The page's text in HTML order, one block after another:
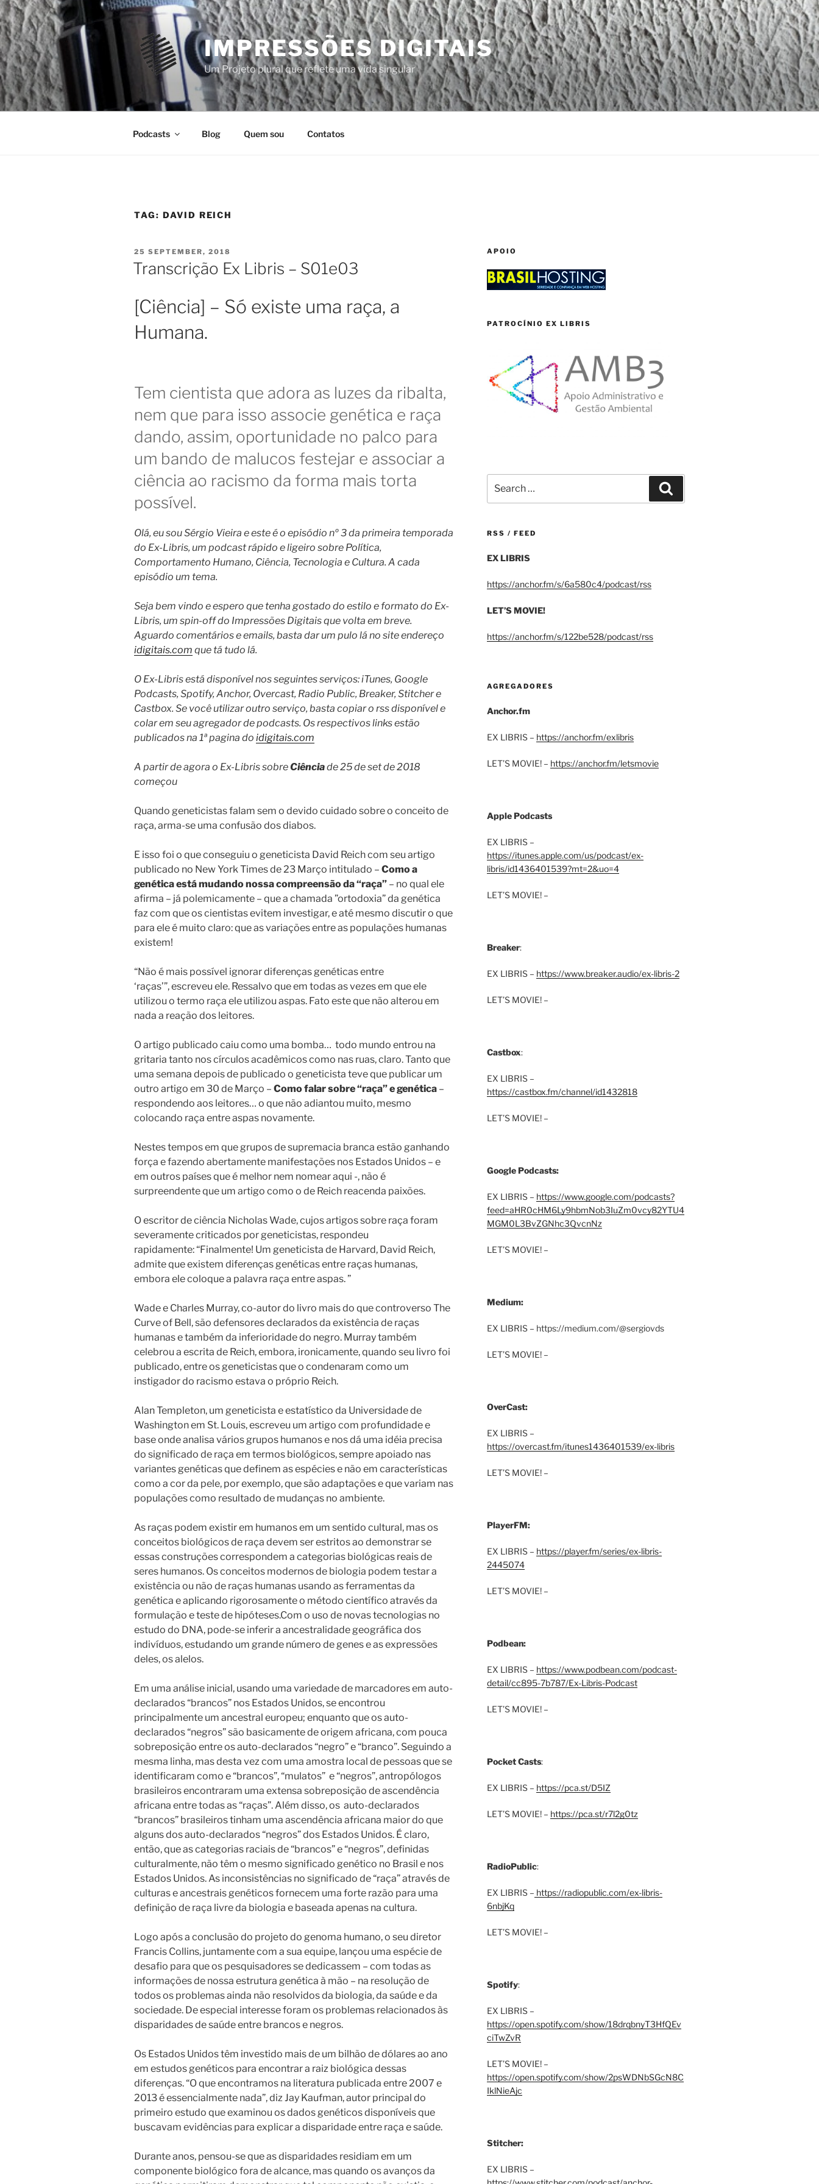
Skip
to
content
IMPRESSÕES DIGITAIS
Um Projeto plural que reflete uma vida singular
Podcasts Blog Quem sou Contatos
TAG: DAVID REICH
POSTED
ON
25 SEPTEMBER, 2018
Transcrição Ex Libris – S01e03
[Ciência] – Só existe uma raça, a
Humana.
Tem cientista que adora as luzes da ribalta,
nem que para isso associe genética e raça
dando, assim, oportunidade no palco para
um bando de malucos festejar e associar a
ciência ao racismo da forma mais torta
possível.
Olá, eu sou Sérgio Vieira e este é o episódio nº 3 da primeira temporada
do Ex-Libris, um podcast rápido e ligeiro sobre Política,
Comportamento Humano, Ciência, Tecnologia e Cultura. A cada
episódio um tema.
Seja bem vindo e espero que tenha gostado do estilo e formato do Ex-
Libris, um spin-off do Impressões Digitais que volta em breve.
Aguardo comentários e emails, basta dar um pulo lá no site endereço
idigitais.com que tá tudo lá.
O Ex-Libris está disponível nos seguintes serviços: iTunes, Google
Podcasts, Spotify, Anchor, Overcast, Radio Public, Breaker, Stitcher e
Castbox. Se você utilizar outro serviço, basta copiar o rss disponível e
colar em seu agregador de podcasts. Os respectivos links estão
publicados na 1ª pagina do idigitais.com
A partir de agora o Ex-Libris sobreCiênciade 25 de set de 2018
começou
Quando geneticistas falam sem o devido cuidado sobre o conceito de
raça, arma-se uma confusão dos diabos.
E isso foi o que conseguiu o geneticista David Reich com seu artigo
publicado no New York Times de 23 Março intitulado – Como a
genética está mudando nossa compreensão da “raça” – no qual ele
afirma – já polemicamente – que a chamada ”ortodoxia” da genética
faz com que os cientistas evitem investigar, e até mesmo discutir o que
para ele é muito claro: que as variações entre as populações humanas
existem!
“Não é mais possível ignorar diferenças genéticas entre
‘raças’”, escreveu ele. Ressalvo que em todas as vezes em que ele
utilizou o termo raça ele utilizou aspas. Fato este que não alterou em
nada a reação dos leitores.
O artigo publicado caiu como uma bomba… todo mundo entrou na
gritaria tanto nos círculos acadêmicos como nas ruas, claro. Tanto que
uma semana depois de publicado o geneticista teve que publicar um
outro artigo em 30 de Março – Como falar sobre “raça” e genética –
respondendo aos leitores… o que não adiantou muito, mesmo
colocando raça entre aspas novamente.
Nestes tempos em que grupos de supremacia branca estão ganhando
força e fazendo abertamente manifestações nos Estados Unidos – e
em outros países que é melhor nem nomear aqui -, não é
surpreendente que um artigo como o de Reich reacenda paixões.
O escritor de ciência Nicholas Wade, cujos artigos sobre raça foram
severamente criticados por geneticistas, respondeu
rapidamente:“Finalmente! Um geneticista de Harvard, David Reich,
admite que existem diferenças genéticas entre raças humanas,
embora ele coloque a palavra raça entre aspas. ”
Wade e Charles Murray, co-autor do livro mais do que controverso The
Curve of Bell, são defensores declarados da existência de raças
humanas e também da inferioridade do negro. Murray também
celebrou a escrita de Reich, embora, ironicamente, quando seu livro foi
publicado, entre os geneticistas que o condenaram como um
instigador do racismo estava o próprio Reich.
Alan Templeton, um geneticista e estatístico da Universidade de
Washington em St. Louis, escreveu um artigo com profundidade e
base onde analisa vários grupos humanos e nos dá uma idéia precisa
do significado de raça em termos biológicos, sempre apoiado nas
variantes genéticas que definem as espécies e não em características
como a cor da pele, por exemplo, que são adaptações e que variam nas
populações como resultado de mudanças no ambiente.
As raças podem existir em humanos em um sentido cultural, mas os
conceitos biológicos de raça devem ser estritos ao demonstrar se
essas construções correspondem a categorias biológicas reais de
seres humanos. Os conceitos modernos de biologia podem testar a
existência ou não de raças humanas usando as ferramentas da
genética e aplicando rigorosamente o método científico através da
formulação e teste de hipóteses.Com o uso de novas tecnologias no
estudo do DNA, pode-se inferir a ancestralidade geográfica dos
indivíduos, estudando um grande número de genes e as expressões
deles, os alelos.
Em uma análise inicial, usando uma variedade de marcadores em auto-
declarados “brancos” nos Estados Unidos, se encontrou
principalmente um ancestral europeu; enquanto que os auto-
declarados “negros” são basicamente de origem africana, com pouca
sobreposição entre os auto-declarados “negro” e “branco”. Seguindo a
mesma linha, mas desta vez com uma amostra local de pessoas que se
identificaram como e “brancos”, “mulatos” e “negros”, antropólogos
brasileiros encontraram uma extensa sobreposição de ascendência
africana entre todas as “raças”. Além disso, os auto-declarados
“brancos” brasileiros tinham uma ascendência africana maior do que
alguns dos auto-declarados “negros” dos Estados Unidos. É claro,
então, que as categorias raciais de “brancos” e “negros”, definidas
culturalmente, não têm o mesmo significado genético no Brasil e nos
Estados Unidos. As inconsistências no significado de “raça” através de
culturas e ancestrais genéticos fornecem uma forte razão para uma
definição de raça livre da biologia e baseada apenas na cultura.
Logo após a conclusão do projeto do genoma humano, o seu diretor
Francis Collins, juntamente com a sua equipe, lançou uma espécie de
desafio para que os pesquisadores se dedicassem – com todas as
informações de nossa estrutura genética à mão – na resolução de
todos os problemas ainda não resolvidos da biologia, da saúde e da
sociedade. De especial interesse foram os problemas relacionados às
disparidades de saúde entre brancos e negros.
Os Estados Unidos têm investido mais de um bilhão de dólares ao ano
em estudos genéticos para encontrar a raiz biológica dessas
diferenças. “O que encontramos na literatura publicada entre 2007 e
2013 é essencialmente nada”, diz Jay Kaufman, autor principal do
primeiro estudo que examinou os dados genéticos disponíveis que
buscavam evidências para explicar a disparidade entre raça e saúde.
Durante anos, pensou-se que as disparidades residiam em um
componente biológico fora de alcance, mas quando os avanços da
APOIO
PATROCÍNIO EX LIBRIS
for:
RSS / FEED
EX LIBRIS
https://anchor.fm/s/6a580c4/podcast/rss
LET’S MOVIE!
https://anchor.fm/s/122be528/podcast/rss
AGREGADORES
Anchor.fm
EX LIBRIS – https://anchor.fm/exlibris
LET’S MOVIE! – https://anchor.fm/letsmovie
Apple Podcasts
EX LIBRIS –
https://itunes.apple.com/us/podcast/ex-
libris/id1436401539?mt=2&uo=4
LET’S MOVIE! –
Breaker:
EX LIBRIS – https://www.breaker.audio/ex-libris-2
LET’S MOVIE! –
Castbox:
EX LIBRIS –
https://castbox.fm/channel/id1432818
LET’S MOVIE! –
Google Podcasts:
EX LIBRIS – https://www.google.com/podcasts?
feed=aHR0cHM6Ly9hbmNob3IuZm0vcy82YTU4
MGM0L3BvZGNhc3QvcnNz
LET’S MOVIE! –
Medium:
EX LIBRIS – https://medium.com/@sergiovds
LET’S MOVIE! –
OverCast:
EX LIBRIS –
https://overcast.fm/itunes1436401539/ex-libris
LET’S MOVIE! –
PlayerFM:
EX LIBRIS – https://player.fm/series/ex-libris-
2445074
LET’S MOVIE! –
Podbean:
EX LIBRIS – https://www.podbean.com/podcast-
detail/cc895-7b787/Ex-Libris-Podcast
LET’S MOVIE! –
Pocket Casts:
EX LIBRIS – https://pca.st/D5IZ
LET’S MOVIE! – https://pca.st/r7l2g0tz
RadioPublic:
EX LIBRIS – https://radiopublic.com/ex-libris-
6nbjKq
LET’S MOVIE! –
Spotify:
EX LIBRIS –
https://open.spotify.com/show/18drqbnyT3HfQEv
ciTwZvR
LET’S MOVIE! –
https://open.spotify.com/show/2psWDNbSGcN8C
IklNieAjc
Stitcher:
EX LIBRIS –